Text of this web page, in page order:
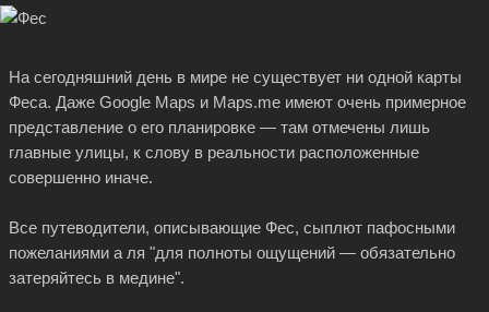
На сегодняшний день в мире не существует ни одной карты
Феса. Даже Google Maps и Maps.me имеют очень примерное
представление о его планировке — там отмечены лишь
главные улицы, к слову в реальности расположенные
совершенно иначе.
Все путеводители, описывающие Фес, сыплют пафосными
пожеланиями а ля "для полноты ощущений — обязательно
затеряйтесь в медине".